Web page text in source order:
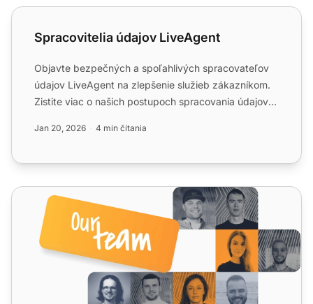
Spracovitelia údajov LiveAgent
Spracovitelia údajov LiveAgent
Objavte bezpečných a spoľahlivých spracovateľov
údajov LiveAgent na zlepšenie služieb zákazníkom.
Zistite viac o našich postupoch spracovania údajov a
Jan 20, 2026 4 min čítania
Impressum